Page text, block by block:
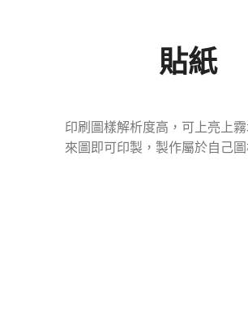
貼紙
印刷圖樣解析度高，可上亮上
來圖即可印製，製作屬於自己圖